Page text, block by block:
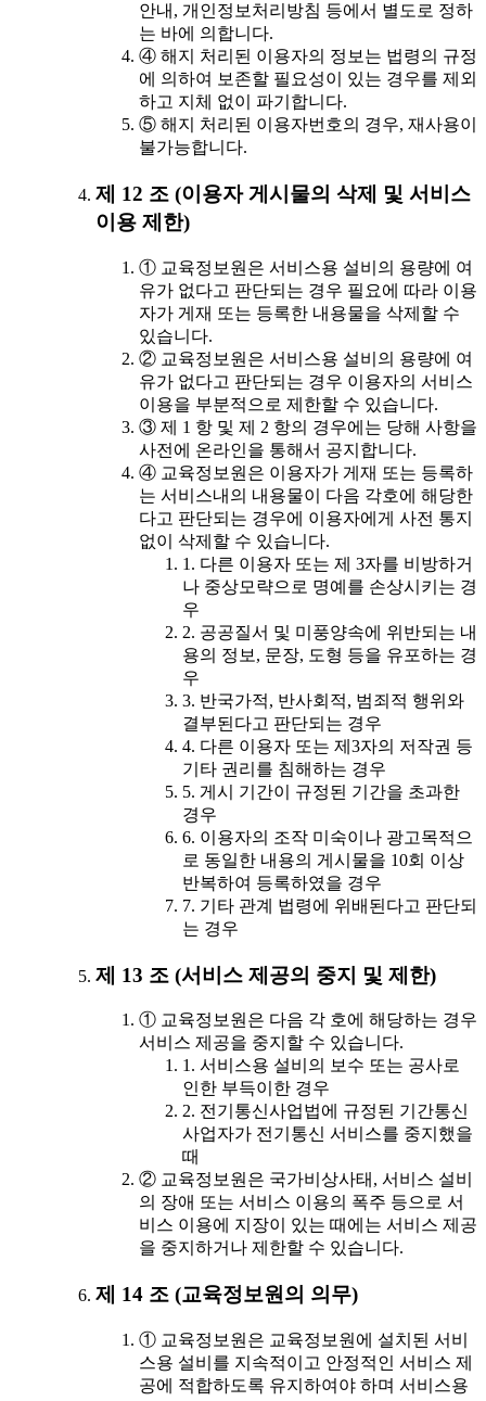
안내, 개인정보처리방침 등에서 별도로 정하
는 바에 의합니다.
④ 해지 처리된 이용자의 정보는 법령의 규정
에 의하여 보존할 필요성이 있는 경우를 제외
하고 지체 없이 파기합니다.
⑤ 해지 처리된 이용자번호의 경우, 재사용이
불가능합니다.
제 12 조 (이용자 게시물의 삭제 및 서비스
이용 제한)
① 교육정보원은 서비스용 설비의 용량에 여
유가 없다고 판단되는 경우 필요에 따라 이용
자가 게재 또는 등록한 내용물을 삭제할 수
있습니다.
② 교육정보원은 서비스용 설비의 용량에 여
유가 없다고 판단되는 경우 이용자의 서비스
이용을 부분적으로 제한할 수 있습니다.
③ 제 1 항 및 제 2 항의 경우에는 당해 사항을
사전에 온라인을 통해서 공지합니다.
④ 교육정보원은 이용자가 게재 또는 등록하
는 서비스내의 내용물이 다음 각호에 해당한
다고 판단되는 경우에 이용자에게 사전 통지
없이 삭제할 수 있습니다.
1. 다른 이용자 또는 제 3자를 비방하거
나 중상모략으로 명예를 손상시키는 경
우
2. 공공질서 및 미풍양속에 위반되는 내
용의 정보, 문장, 도형 등을 유포하는 경
우
3. 반국가적, 반사회적, 범죄적 행위와
결부된다고 판단되는 경우
4. 다른 이용자 또는 제3자의 저작권 등
기타 권리를 침해하는 경우
5. 게시 기간이 규정된 기간을 초과한
경우
6. 이용자의 조작 미숙이나 광고목적으
로 동일한 내용의 게시물을 10회 이상
반복하여 등록하였을 경우
7. 기타 관계 법령에 위배된다고 판단되
는 경우
제 13 조 (서비스 제공의 중지 및 제한)
① 교육정보원은 다음 각 호에 해당하는 경우
서비스 제공을 중지할 수 있습니다.
1. 서비스용 설비의 보수 또는 공사로
인한 부득이한 경우
2. 전기통신사업법에 규정된 기간통신
사업자가 전기통신 서비스를 중지했을
때
② 교육정보원은 국가비상사태, 서비스 설비
의 장애 또는 서비스 이용의 폭주 등으로 서
비스 이용에 지장이 있는 때에는 서비스 제공
을 중지하거나 제한할 수 있습니다.
제 14 조 (교육정보원의 의무)
① 교육정보원은 교육정보원에 설치된 서비
스용 설비를 지속적이고 안정적인 서비스 제
공에 적합하도록 유지하여야 하며 서비스용